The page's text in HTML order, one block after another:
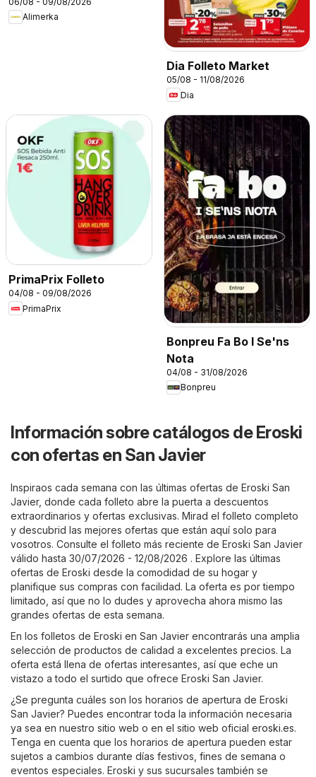
Alimerka
Dia Folleto Market
05/08 - 11/08/2026
Dia
PrimaPrix Folleto
04/08 - 09/08/2026
PrimaPrix
Bonpreu Fa Bo I Se'ns
Nota
04/08 - 31/08/2026
Bonpreu
Información sobre catálogos de Eroski
con ofertas en San Javier
Inspiraos cada semana con las últimas ofertas de Eroski San
Javier, donde cada folleto abre la puerta a descuentos
extraordinarios y ofertas exclusivas. Mirad el folleto completo
y descubrid las mejores ofertas que están aquí solo para
vosotros. Consulte el folleto más reciente de Eroski San Javier
válido hasta 30/07/2026 - 12/08/2026 . Explore las últimas
ofertas de Eroski desde la comodidad de su hogar y
planifique sus compras con facilidad. La oferta es por tiempo
limitado, así que no lo dudes y aprovecha ahora mismo las
grandes ofertas de esta semana.
En los folletos de Eroski en San Javier encontrarás una amplia
selección de productos de calidad a excelentes precios. La
oferta está llena de ofertas interesantes, así que eche un
vistazo a todo el surtido que ofrece Eroski San Javier.
¿Se pregunta cuáles son los horarios de apertura de Eroski
San Javier? Puedes encontrar toda la información necesaria
ya sea en nuestro sitio web o en el sitio web oficial eroski.es.
Tenga en cuenta que los horarios de apertura pueden estar
sujetos a cambios durante días festivos, fines de semana o
eventos especiales. Eroski y sus sucursales también se